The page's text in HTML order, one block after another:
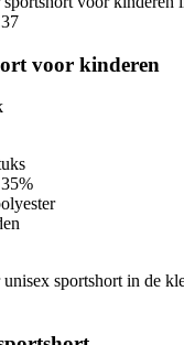
voor kinderen